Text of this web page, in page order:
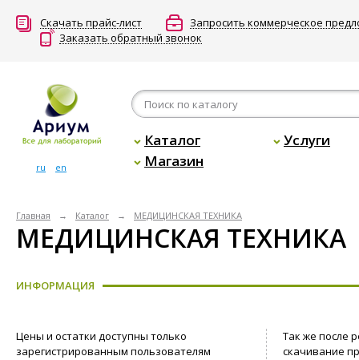
Скачать прайс-лист
Запросить коммерческое
Заказать обратный звонок
ru en
Каталог
Услуги
Магазин
Главная Каталог МЕДИЦИНСКАЯ ТЕХНИКА
МЕДИЦИНСКАЯ ТЕХНИКА
ИНФОРМАЦИЯ
Цены и остатки доступны только
зарегистрированным пользователям
Так же после
скачивание